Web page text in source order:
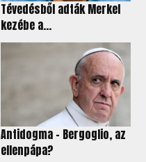
Tévedésből adták Merkel
kezébe a...
Antidogma - Bergoglio, az
ellenpápa?